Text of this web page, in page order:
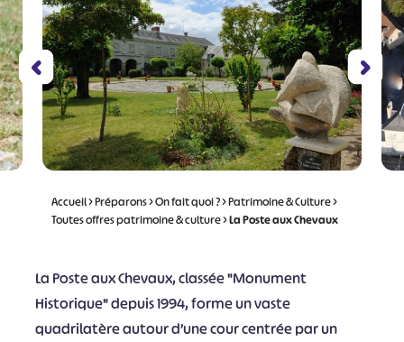
Accueil>Préparons>On fait quoi ?>Patrimoine & Culture>
Toutes offres patrimoine & culture>La Poste aux Chevaux
La Poste aux Chevaux, classée "Monument
Historique" depuis 1994, forme un vaste
quadrilatère autour d’une cour centrée par un